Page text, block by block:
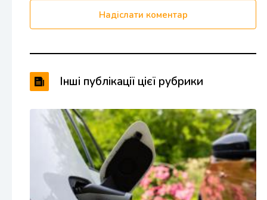
Надіслати коментар
Інші публікації цієї рубрики